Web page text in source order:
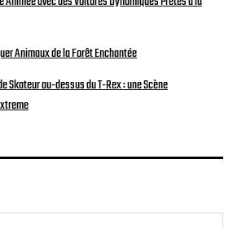
Animaux de la Forêt Enchantée
Skateur au-dessus du T-Rex : une Scène